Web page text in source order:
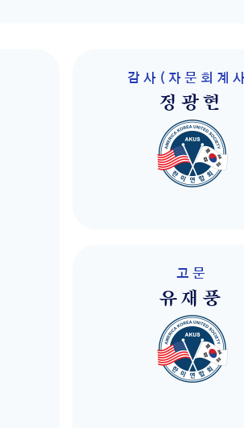
감사(자문회계
정광현
고문
유재풍